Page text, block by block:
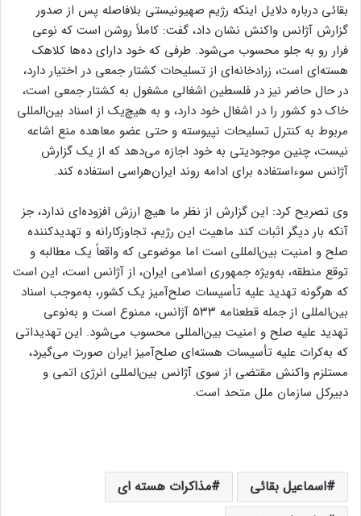
بقائی درباره دلایل اینکه رژیم صهیونیستی بلافاصله پس از صدور
گزارش آژانس واکنش نشان داد، گفت: کاملاً روشن است که نوعی
فرار رو به جلو محسوب می‌شود. طرفی که خود دارای ده‌ها کلاهک
هسته‌ای است، زرادخانه‌ای از تسلیحات کشتار جمعی در اختیار دارد،
در حال حاضر نیز در فلسطین اشغالی مشغول به کشتار جمعی است،
خاک دو کشور را در اشغال خود دارد، و به هیچ‌یک از اسناد بین‌المللی
مربوط به کنترل تسلیحات نپیوسته و حتی عضو معاهده منع اشاعه
نیست، چنین موجودیتی به خود اجازه می‌دهد که از یک گزارش
آژانس سوءاستفاده برای ادامه روند ایران‌هراسی استفاده کند.
وی تصریح کرد: این گزارش از نظر ما هیچ ارزش افزوده‌ای ندارد، جز
آنکه بار دیگر اثبات کند ماهیت این رژیم، تجاوزکارانه و تهدیدکننده
صلح و امنیت بین‌المللی است اما موضوعی که واقعاً یک مطالبه و
توقع منطقه، به‌ویژه جمهوری اسلامی ایران، از آژانس است، این است
که هرگونه تهدید علیه تأسیسات صلح‌آمیز یک کشور، به‌موجب اسناد
بین‌المللی از جمله قطعنامه ۵۳۳ آژانس، ممنوع است و به‌نوعی
تهدید علیه صلح و امنیت بین‌المللی محسوب می‌شود. این تهدیداتی
که به‌کرات علیه تأسیسات هسته‌ای صلح‌آمیز ایران صورت می‌گیرد،
مستلزم واکنش مقتضی از سوی آژانس بین‌المللی انرژی اتمی و
دبیرکل سازمان ملل متحد است.
اسماعیل بقائی
مذاکرات هسته ای